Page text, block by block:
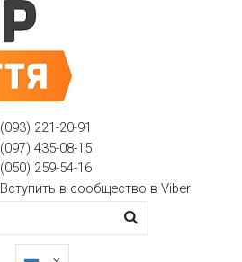
(093) 221-20-91
(097) 435-08-15
(050) 259-54-16
Вступить в сообщество в Viber